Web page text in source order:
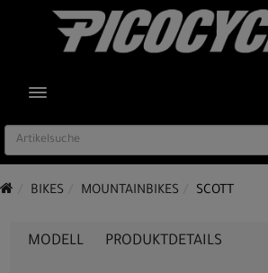
TOGGLE NAVIGATION
BIKES MOUNTAINBIKES SCOTT
MODELL PRODUKTDETAILS